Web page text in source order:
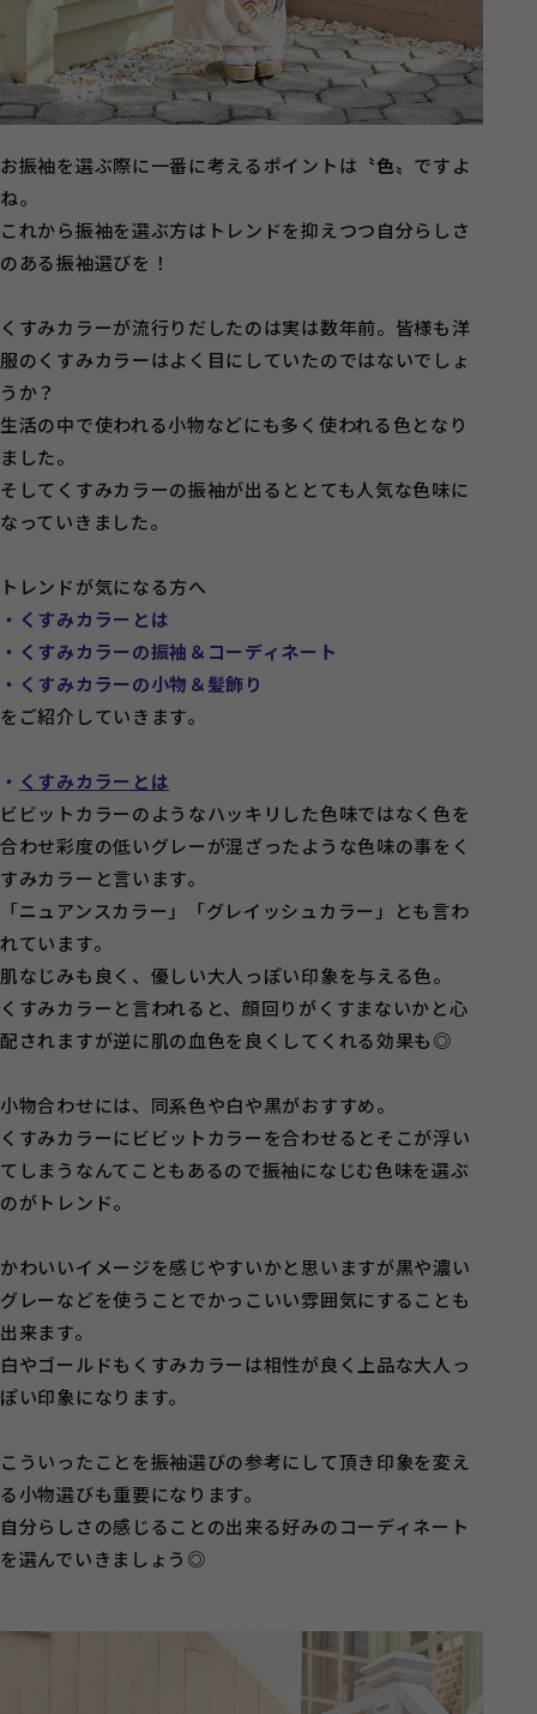
お振袖を選ぶ際に一番に考えるポイントは 〝色〟 ですよ
ね。
これから振袖を選ぶ方はトレンドを抑えつつ自分らしさ
のある振袖選びを！
くすみカラーが流行りだしたのは実は数年前。皆様も洋
服のくすみカラーはよく目にしていたのではないでしょ
うか？
生活の中で使われる小物などにも多く使われる色となり
ました。
そしてくすみカラーの振袖が出るととても人気な色味に
なっていきました。
トレンドが気になる方へ
・くすみカラーとは
・くすみカラーの振袖＆コーディネート
・くすみカラーの小物＆髪飾り
をご紹介していきます。
・ くすみカラーとは
ビビットカラーのようなハッキリした色味ではなく色を
合わせ彩度の低いグレーが混ざったような色味の事をく
すみカラーと言います。
「ニュアンスカラー」「グレイッシュカラー」とも言わ
れています。
肌なじみも良く、優しい大人っぽい印象を与える色。
くすみカラーと言われると、顔回りがくすまないかと心
配されますが逆に肌の血色を良くしてくれる効果も◎
小物合わせには、同系色や白や黒がおすすめ。
くすみカラーにビビットカラーを合わせるとそこが浮い
てしまうなんてこともあるので振袖になじむ色味を選ぶ
のがトレンド。
かわいいイメージを感じやすいかと思いますが黒や濃い
グレーなどを使うことでかっこいい雰囲気にすることも
出来ます。
白やゴールドもくすみカラーは相性が良く上品な大人っ
ぽい印象になります。
こういったことを振袖選びの参考にして頂き印象を変え
る小物選びも重要になります。
自分らしさの感じることの出来る好みのコーディネート
を選んでいきましょう◎